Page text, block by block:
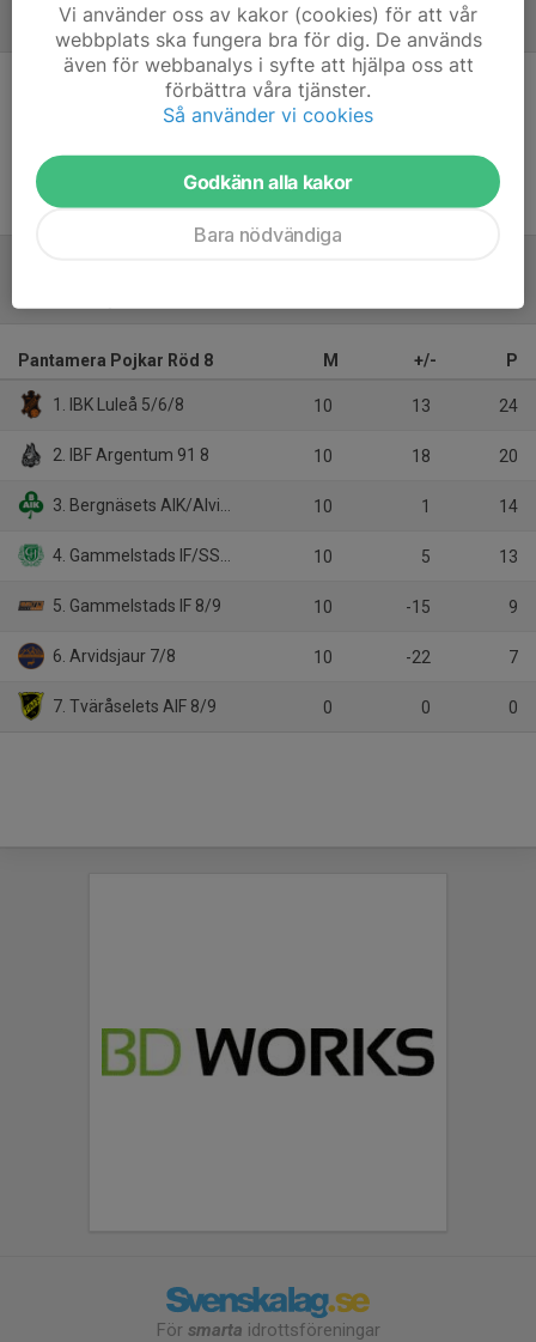
Referat
Inget referat skrivet
Pantamera Pojkar Röd 8 M +/- P
1. IBK Luleå 5/6/8 10 13 24
2. IBF Argentum 91 8 10 18 20
3. Bergnäsets AIK/Alviks IK 5/6/7/8 10 1 14
4. Gammelstads IF/SSK 8/9 10 5 13
5. Gammelstads IF 8/9 10 -15 9
6. Arvidsjaur 7/8 10 -22 7
7. Tväråselets AIF 8/9 0 0 0
För smarta idrottsföreningar
Vi använder oss av kakor (cookies) för att vår
webbplats ska fungera bra för dig. De används
även för webbanalys i syfte att hjälpa oss att
förbättra våra tjänster.
Så använder vi cookies
Godkänn alla kakor
Bara nödvändiga